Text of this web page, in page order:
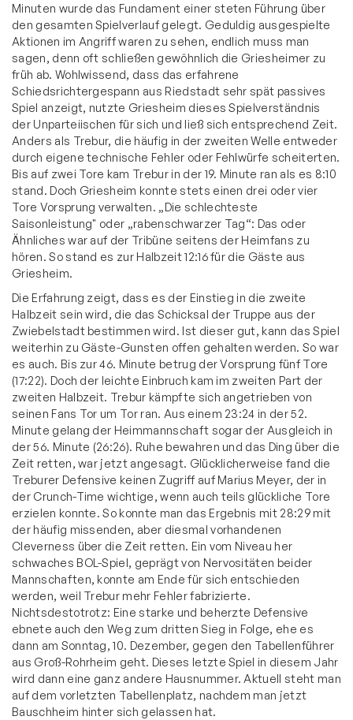
Minuten wurde das Fundament einer steten Führung über
den gesamten Spielverlauf gelegt. Geduldig ausgespielte
Aktionen im Angriff waren zu sehen, endlich muss man
sagen, denn oft schließen gewöhnlich die Griesheimer zu
früh ab. Wohlwissend, dass das erfahrene
Schiedsrichtergespann aus Riedstadt sehr spät passives
Spiel anzeigt, nutzte Griesheim dieses Spielverständnis
der Unparteiischen für sich und ließ sich entsprechend Zeit.
Anders als Trebur, die häufig in der zweiten Welle entweder
durch eigene technische Fehler oder Fehlwürfe scheiterten.
Bis auf zwei Tore kam Trebur in der 19. Minute ran als es 8:10
stand. Doch Griesheim konnte stets einen drei oder vier
Tore Vorsprung verwalten. „Die schlechteste
Saisonleistung" oder „rabenschwarzer Tag“: Das oder
Ähnliches war auf der Tribüne seitens der Heimfans zu
hören. So stand es zur Halbzeit 12:16 für die Gäste aus
Griesheim.
Die Erfahrung zeigt, dass es der Einstieg in die zweite
Halbzeit sein wird, die das Schicksal der Truppe aus der
Zwiebelstadt bestimmen wird. Ist dieser gut, kann das Spiel
weiterhin zu Gäste-Gunsten offen gehalten werden. So war
es auch. Bis zur 46. Minute betrug der Vorsprung fünf Tore
(17:22). Doch der leichte Einbruch kam im zweiten Part der
zweiten Halbzeit. Trebur kämpfte sich angetrieben von
seinen Fans Tor um Tor ran. Aus einem 23:24 in der 52.
Minute gelang der Heimmannschaft sogar der Ausgleich in
der 56. Minute (26:26). Ruhe bewahren und das Ding über die
Zeit retten, war jetzt angesagt. Glücklicherweise fand die
Treburer Defensive keinen Zugriff auf Marius Meyer, der in
der Crunch-Time wichtige, wenn auch teils glückliche Tore
erzielen konnte. So konnte man das Ergebnis mit 28:29 mit
der häufig missenden, aber diesmal vorhandenen
Cleverness über die Zeit retten. Ein vom Niveau her
schwaches BOL-Spiel, geprägt von Nervositäten beider
Mannschaften, konnte am Ende für sich entschieden
werden, weil Trebur mehr Fehler fabrizierte.
Nichtsdestotrotz: Eine starke und beherzte Defensive
ebnete auch den Weg zum dritten Sieg in Folge, ehe es
dann am Sonntag, 10. Dezember, gegen den Tabellenführer
aus Groß-Rohrheim geht. Dieses letzte Spiel in diesem Jahr
wird dann eine ganz andere Hausnummer. Aktuell steht man
auf dem vorletzten Tabellenplatz, nachdem man jetzt
Bauschheim hinter sich gelassen hat.